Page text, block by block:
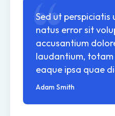
Sed ut perspiciatis
natus error sit
accusantium
laudantium, totam
eaque ipsa quae
Adam Smith